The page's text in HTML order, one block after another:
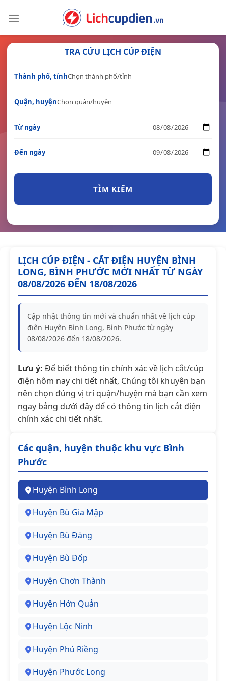
TRA CỨU LỊCH CÚP ĐIỆN
Thành phố, tỉnh
Quận, huyện
Từ ngày
Đến ngày
TÌM KIẾM
LỊCH CÚP ĐIỆN - CẮT ĐIỆN HUYỆN BÌNH
LONG, BÌNH PHƯỚC MỚI NHẤT TỪ NGÀY
08/08/2026 ĐẾN 18/08/2026
Cập nhật thông tin mới và chuẩn nhất về lịch cúp
điện Huyện Bình Long, Bình Phước từ ngày
08/08/2026 đến 18/08/2026.
Lưu ý: Để biết thông tin chính xác về lịch cắt/cúp
điện hôm nay chi tiết nhất, Chúng tôi khuyên bạn
nên chọn đúng vị trí quận/huyện mà bạn cần xem
ngay bảng dưới đây để có thông tin lịch cắt điện
chính xác chi tiết nhất.
Các quận, huyện thuộc khu vực Bình
Phước
Huyện Bình Long
Huyện Bù Gia Mập
Huyện Bù Đăng
Huyện Bù Đốp
Huyện Chơn Thành
Huyện Hớn Quản
Huyện Lộc Ninh
Huyện Phú Riềng
Huyện Phước Long